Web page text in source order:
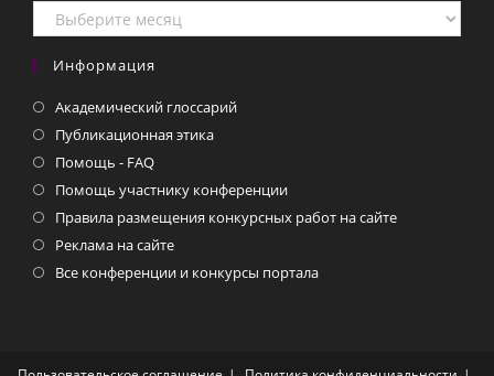
Архивы
СМИ
Информация
Академический глоссарий
Публикационная этика
Помощь - FAQ
Помощь участнику конференции
Правила размещения конкурсных работ на сайте
Реклама на сайте
Все конференции и конкурсы портала